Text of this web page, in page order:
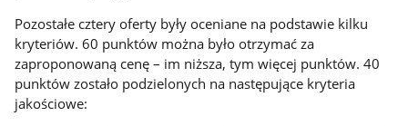
Pozostałe cztery oferty były oceniane na podstawie kilku
kryteriów. 60 punktów można było otrzymać za
zaproponowaną cenę – im niższa, tym więcej punktów. 40
punktów zostało podzielonych na następujące kryteria
jakościowe: